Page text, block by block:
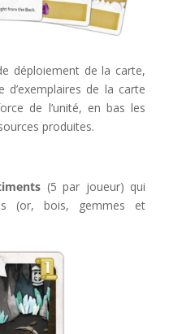
déploiement de la carte,
de la carte
de l’unité, en bas les
produites.
(5 par joueur) qui
(or, bois, gemmes et